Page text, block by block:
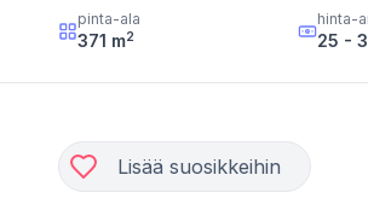
pinta-ala
371 m2
hinta-
25 -
Lisää suosikkeihin